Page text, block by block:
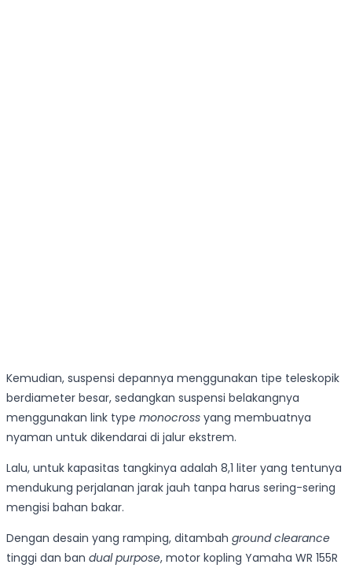
Kemudian, suspensi depannya menggunakan tipe teleskopik
berdiameter besar, sedangkan suspensi belakangnya
menggunakan link type monocross yang membuatnya
nyaman untuk dikendarai di jalur ekstrem.
Lalu, untuk kapasitas tangkinya adalah 8,1 liter yang tentunya
mendukung perjalanan jarak jauh tanpa harus sering-sering
mengisi bahan bakar.
Dengan desain yang ramping, ditambah ground clearance
tinggi dan ban dual purpose, motor kopling Yamaha WR 155R